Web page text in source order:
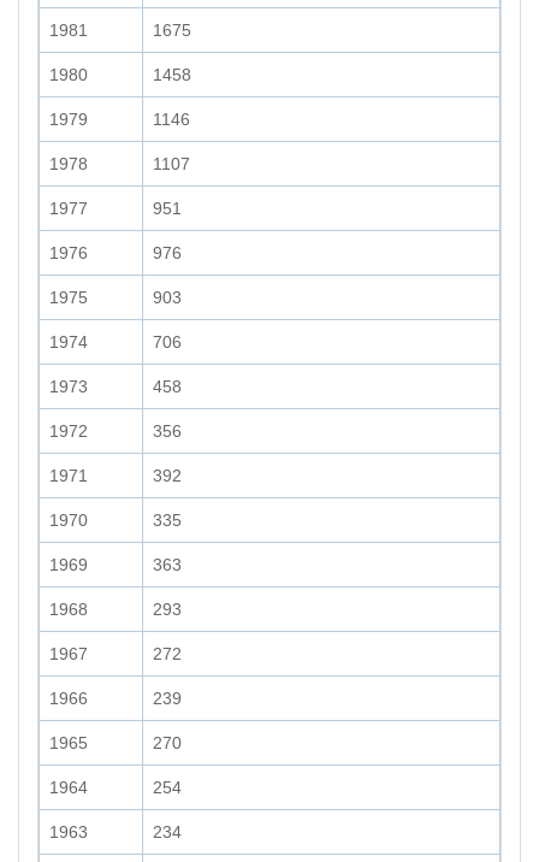
1981 1675
1980 1458
1979 1146
1978 1107
1977 951
1976 976
1975 903
1974 706
1973 458
1972 356
1971 392
1970 335
1969 363
1968 293
1967 272
1966 239
1965 270
1964 254
1963 234